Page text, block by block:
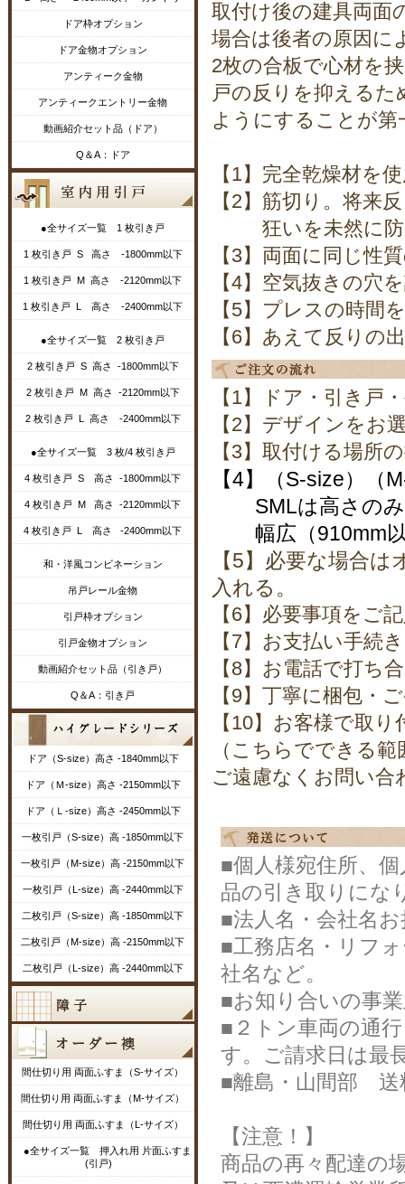
ドア枠オプション
ドア金物オプション
アンティーク金物
アンティークエントリー金物
動画紹介セット品（ドア）
Q＆A：ドア
●全サイズ一覧 1 枚引き戸
1 枚引き戸 S 高さ -1800mm以下
1 枚引き戸 M 高さ -2120mm以下
1 枚引き戸 L 高さ -2400mm以下
●全サイズ一覧 2 枚引き戸
2 枚引き戸 S 高さ -1800mm以下
2 枚引き戸 M 高さ -2120mm以下
2 枚引き戸 L 高さ -2400mm以下
●全サイズ一覧 3 枚/4 枚引き戸
4 枚引き戸 S 高さ -1800mm以下
4 枚引き戸 M 高さ -2120mm以下
4 枚引き戸 L 高さ -2400mm以下
和・洋風コンビネーション
吊戸レール金物
引戸枠オプション
引戸金物オプション
動画紹介セット品（引き戸）
Q＆A：引き戸
ドア（S-size）高さ -1840mm以下
ドア（Ｍ-size）高さ -2150mm以下
ドア（Ｌ-size）高さ -2450mm以下
一枚引戸（S-size）高 -1850mm以下
一枚引戸（M-size）高 -2150mm以下
一枚引戸（L-size）高 -2440mm以下
二枚引戸（S-size）高 -1850mm以下
二枚引戸（M-size）高 -2150mm以下
二枚引戸（L-size）高 -2440mm以下
間仕切り用 両面ふすま（S-サイズ）
間仕切り用 両面ふすま（M-サイズ）
間仕切り用 両面ふすま（L-サイズ）
●全サイズ一覧 押入れ用 片面ふすま
(引戸)
取付け後の建具両面
場合は後者の原因に
2枚の合板で心材を
戸の反りを抑える
ようにすることが
【1】完全乾燥材を
【2】筋切り。将来
狂いを未然に防
【3】両面に同じ性
【4】空気抜きの穴
【5】プレスの時間
【6】あえて反りの
【1】ドア・引き戸
【2】デザインをお
【3】取付ける場
【4】（S-size）
SMLは高さのみ
幅広（910mm以
【5】必要な場合
入れる。
【6】必要事項をご
【7】お支払い手続
【8】お電話で打ち
【9】丁寧に梱包・
【10】お客様で取り
（こちらでできる
ご遠慮なくお問い合
■個人様宛住所、
品の引き取りにな
■法人名・会社名
■工務店名・リフ
社名など。
■お知り合いの事
■２トン車両の通
す。ご請求日は最
■離島・山間部 送
【注意！】
商品の再々配達の